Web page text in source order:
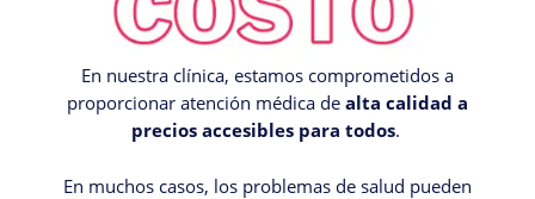
En nuestra clínica, estamos comprometidos a
proporcionar atención médica de alta calidad a
precios accesibles para todos.
En muchos casos, los problemas de salud pueden